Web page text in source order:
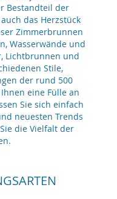
Bestandteil der
das Herzstück
Zimmerbrunnen
Wasserwände und
Lichtbrunnen und
Stile,
der rund 500
eine Fülle an
Sie sich einfach
neuesten Trends
die Vielfalt der